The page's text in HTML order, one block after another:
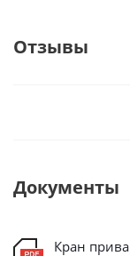
Отзывы
Документы
Кран